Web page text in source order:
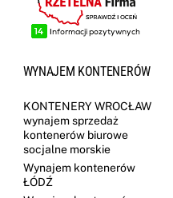
WYNAJEM KONTENERÓW
KONTENERY WROCŁAW
wynajem sprzedaż
kontenerów biurowe
socjalne morskie
Wynajem kontenerów
ŁÓDŹ